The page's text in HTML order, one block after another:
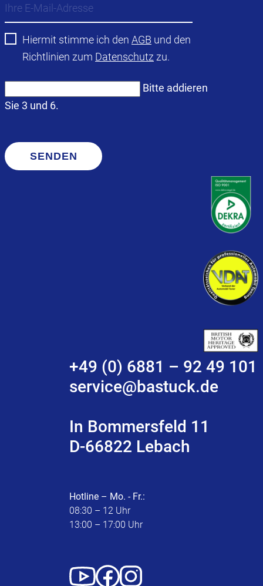
Hiermit stimme ich den AGB und den
Richtlinien zum Datenschutz zu.
Bitte addieren
Sie 3 und 6.
SENDEN
+49 (0) 6881 – 92 49 101
service@bastuck.de
In Bommersfeld 11
D-66822 Lebach
Hotline – Mo. - Fr.:
08:30 – 12 Uhr
13:00 – 17:00 Uhr